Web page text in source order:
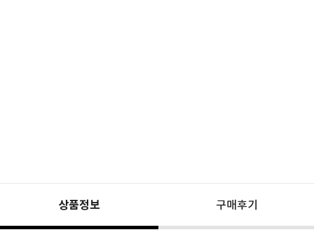
상품정보 구매후기